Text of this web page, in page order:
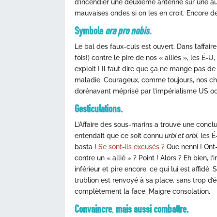
d’incendier une deuxième antenne sur une
mauvaises ondes si on les en croit. Encore
Symboleora pro nobis.
Le bal des faux-culs est ouvert. Dans
fois!) contre le pire de nos « alliés », les É-
exploit ! Il faut dire que ça ne mange pas
maladie. Courageux, comme toujours, nos
dorénavant méprisé par l’impérialisme US
Gesticulations.
L’Affaire des sous-marins a trouvé une
entendait que ce soit connuurbi et orbi, les
basta !Se sont-ils excusés ? Que nenni !
contre un « allié » ? Point ! Alors ? Eh bien,
inférieur et pire encore, ce qui lui est affidé.
trublion est renvoyé à sa place, sans trop
complètement la face. Maigre consolation.
Convaincre,mais aussi combattre.